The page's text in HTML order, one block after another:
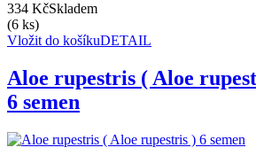
334 KčSkladem
(6 ks)
Vložit do košíkuDETAIL
Aloe rupestris ( Aloe
6 semen